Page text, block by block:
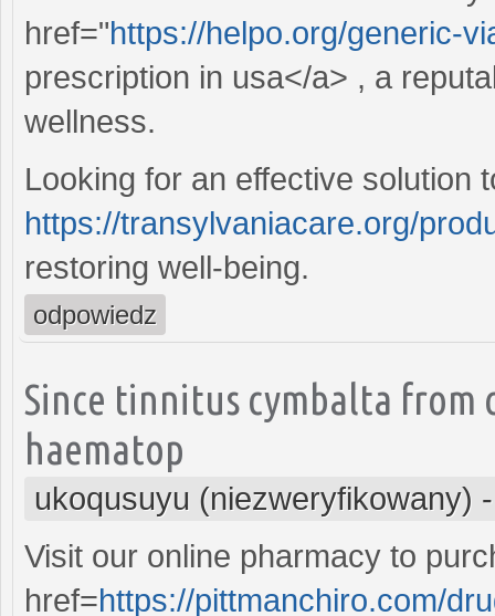
href="https://helpo.org/generic-
prescription in usa</a> , a
wellness.
Looking for an effective solution
https://transylvaniacare.org/
restoring well-being.
odpowiedz
Since tinnitus cymbalta from
haematop
ukoqusuyu (niezweryfikowany)
Visit our online pharmacy to
href=https://pittmanchiro.com/